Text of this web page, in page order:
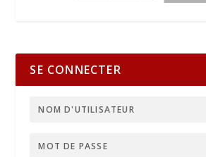
SE CONNECTER